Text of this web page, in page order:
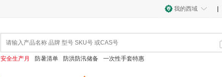
我的西域
安全生产月 防暑清单 防洪防汛储备 一次性手套特惠